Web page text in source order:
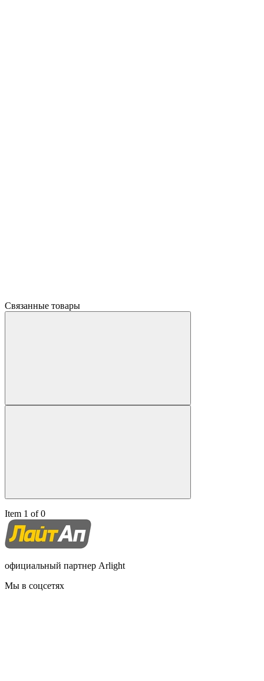
Связанные товары
Item 1 of 0
официальный партнер Arlight
Мы в соцсетях